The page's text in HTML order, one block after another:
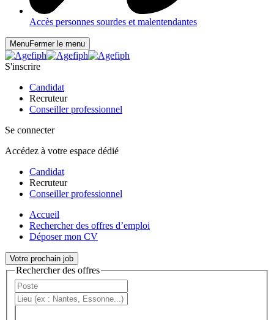
Accès personnes sourdes et malentendantes
MenuFermer le menu
S'inscrire
Candidat
Recruteur
Conseiller professionnel
Se connecter
Accédez à votre espace dédié
Candidat
Recruteur
Conseiller professionnel
Accueil
Rechercher des offres d’emploi
Déposer mon CV
Votre prochain job
Rechercher des offres